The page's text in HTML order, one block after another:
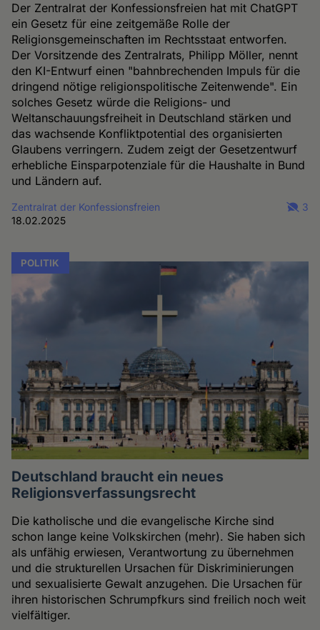
Der Zentralrat der Konfessionsfreien hat mit ChatGPT
ein Gesetz für eine zeitgemäße Rolle der
Religionsgemeinschaften im Rechtsstaat entworfen.
Der Vorsitzende des Zentralrats, Philipp Möller, nennt
den KI-Entwurf einen "bahnbrechenden Impuls für die
dringend nötige religionspolitische Zeitenwende". Ein
solches Gesetz würde die Religions- und
Weltanschauungsfreiheit in Deutschland stärken und
das wachsende Konfliktpotential des organisierten
Glaubens verringern. Zudem zeigt der Gesetzentwurf
erhebliche Einsparpotenziale für die Haushalte in Bund
und Ländern auf.
Zentralrat der Konfessionsfreien
18.02.2025
3
POLITIK
Deutschland braucht ein neues
Religionsverfassungsrecht
Die katholische und die evangelische Kirche sind
schon lange keine Volkskirchen (mehr). Sie haben sich
als unfähig erwiesen, Verantwortung zu übernehmen
und die strukturellen Ursachen für Diskriminierungen
und sexualisierte Gewalt anzugehen. Die Ursachen für
ihren historischen Schrumpfkurs sind freilich noch weit
vielfältiger.